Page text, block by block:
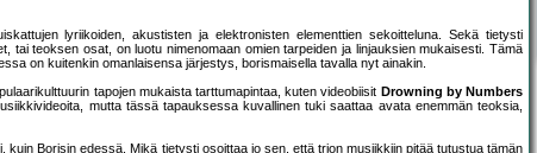
lyriikoiden, akustisten ja elektronisten elementtien sekoitteluna. Sekä tietysti
tai teoksen osat, on luotu nimenomaan omien tarpeiden ja linjauksien mukaisesti. Tämä
on kuitenkin omanlaisensa järjestys, borismaisella tavalla nyt ainakin.
tapojen mukaista tarttumapintaa, kuten videobiisit Drowning by Numbers
mutta tässä tapauksessa kuvallinen tuki saattaa avata enemmän teoksia,
Borisin edessä. Mikä tietysti osoittaa jo sen, että trion musiikkiin pitää tutustua tämän